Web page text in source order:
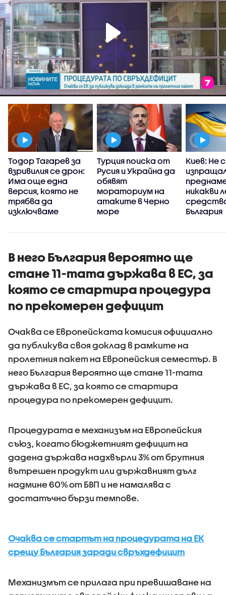
Тодор Тагарев за
взривилия се дрон:
Има още една
версия, която не
трябва да
изключваме
Турция поиска от
Русия и Украйна да
обявят
мораториум на
атаките в Черно
море
Киев: Не
никакви
България
В него България вероятно ще
стане 11-тата държава в ЕС, за
която се стартира процедура
по прекомерен дефицит
Очаква се Европейската комисия официално
да публикува своя доклад в рамките на
пролетния пакет на Европейския семестър. В
него България вероятно ще стане 11-тата
държава в ЕС, за която се стартира
процедура по прекомерен дефицит.
Процедурата е механизъм на Европейския
съюз, когато бюджетният дефицит на
дадена държава надхвърли 3% от брутния
вътрешен продукт или държавният дълг
надмине 60% от БВП и не намалява с
достатъчно бързи темпове.
Очаква се стартът на процедурата на ЕК
срещу България заради свръхдефицит
Механизмът се прилага при превишаване на